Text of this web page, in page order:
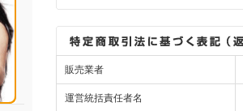
販売業者
運営統括責任者名